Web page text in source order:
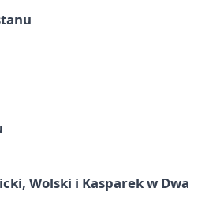
Wolski i Kasparek w Dwa